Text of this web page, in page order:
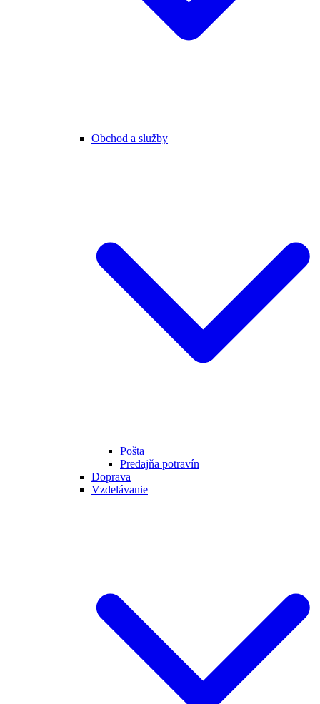
Obchod a služby
Pošta
Predajňa potravín
Doprava
Vzdelávanie